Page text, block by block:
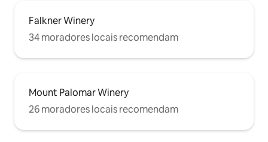
Falkner Winery
34 moradores locais recomendam
Mount Palomar Winery
26 moradores locais recomendam